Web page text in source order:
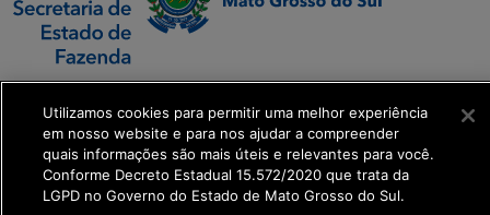
SETDIG | Secretaria-
Executiva de
Transformação Digital
get_footer();
Utilizamos cookies para permitir uma melhor experiência
em nosso website e para nos ajudar a compreender
quais informações são mais úteis e relevantes para você.
Conforme Decreto Estadual 15.572/2020 que trata da
LGPD no Governo do Estado de Mato Grosso do Sul.